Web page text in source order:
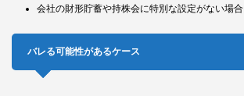
会社の財形貯蓄や持株会に特別な設定がない場合
バレる可能性があるケース